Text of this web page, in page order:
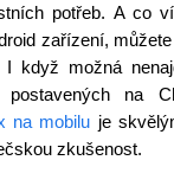
potřeb. A co
zařízení,
I když možná
na
na mobilu je
zkušenost.